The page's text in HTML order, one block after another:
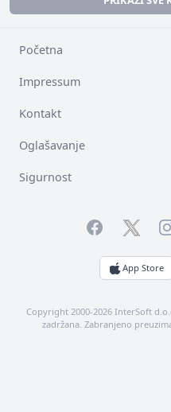
Početna
Impressum
Kontakt
Oglašavanje
Sigurnost
FacebookTwitter
App Store
Copyright 2000-2026 InterSoft
zadržana. Zabranjeno